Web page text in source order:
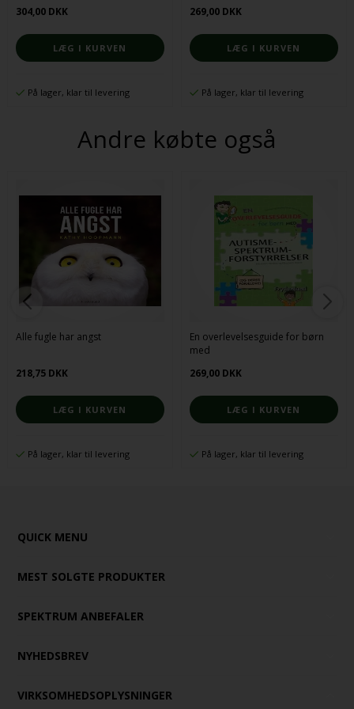
304,00 DKK
På lager, klar til levering
269,00 DKK
På lager, klar til levering
Andre købte også
Alle fugle har angst
218,75 DKK
På lager, klar til levering
En overlevelsesguide for børn
med
269,00 DKK
På lager, klar til levering
QUICK MENU
MEST SOLGTE PRODUKTER
SPEKTRUM ANBEFALER
NYHEDSBREV
VIRKSOMHEDSOPLYSNINGER